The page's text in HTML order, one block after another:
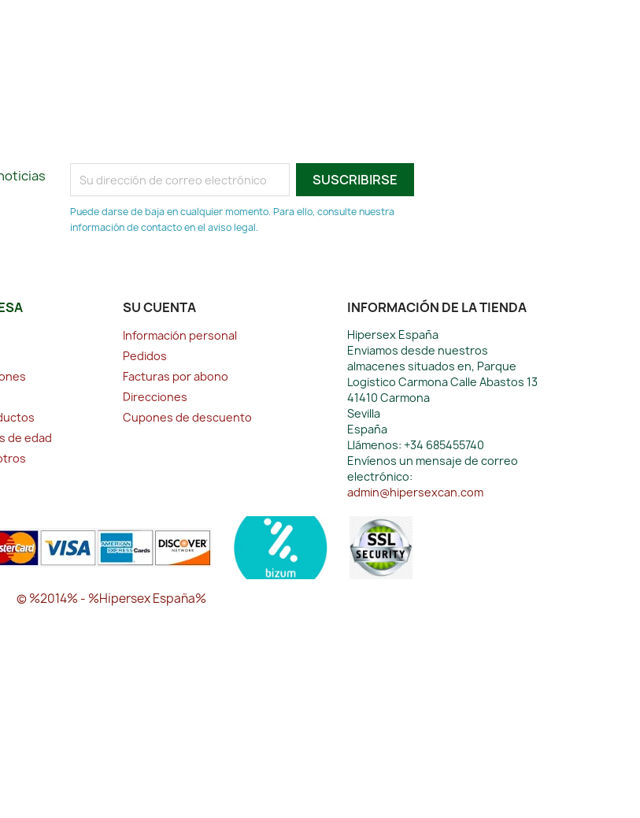
Puede darse de baja en cualquier momento. Para ello, consulte nuestra
información de contacto en el aviso legal.
de edad
SU CUENTA
Información personal
Pedidos
Facturas por abono
Direcciones
Cupones de descuento
INFORMACIÓN DE LA TIENDA
Hipersex España
Enviamos desde nuestros
almacenes situados en, Parque
Logistico Carmona Calle Abastos 13
41410 Carmona
Sevilla
España
Llámenos: +34 685455740
Envíenos un mensaje de correo
electrónico:
admin@hipersexcan.com
© %2014% - %Hipersex España%